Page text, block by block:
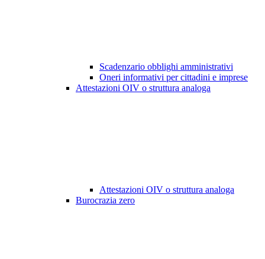
Scadenzario obblighi amministrativi
Oneri informativi per cittadini e imprese
Attestazioni OIV o struttura analoga
Attestazioni OIV o struttura analoga
Burocrazia zero